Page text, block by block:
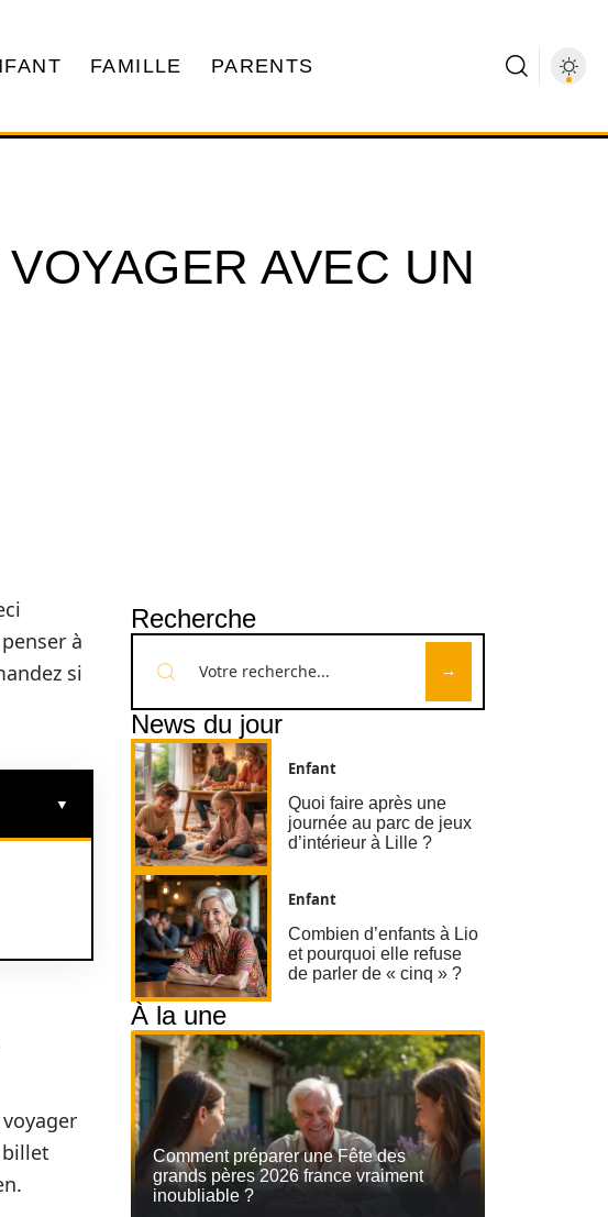
FAMILLE PARENTS
AVEC UN
à
si
billet
Recherche
News du jour
Enfant
Quoi faire après une
journée au parc de jeux
d’intérieur à Lille ?
Enfant
Combien d’enfants à Lio
et pourquoi elle refuse
de parler de « cinq » ?
À la une
Comment préparer une Fête des
grands pères 2026 france vraiment
inoubliable ?